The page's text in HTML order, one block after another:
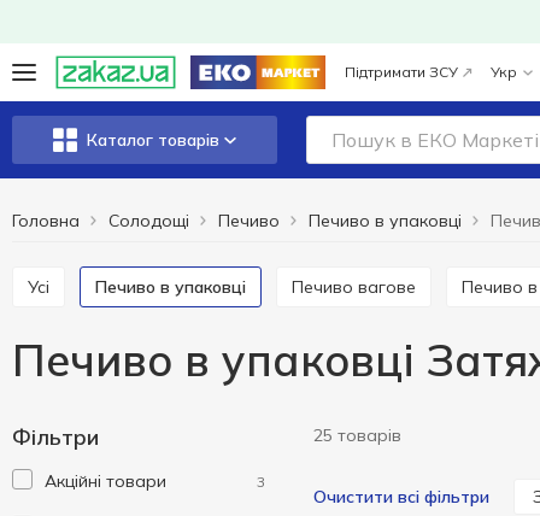
Підтримати ЗСУ Укр
Каталог товарів
Головна Солодощі Печиво Печиво в упаковці
Усі Печиво в упаковці Печиво вагове Печиво
Печиво в упаковці
Фільтри
Акційні товари 3
25 товарів
Очистити всі фільтри